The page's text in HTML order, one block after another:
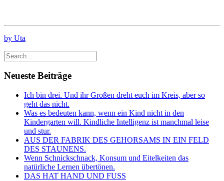
by Uta
Neueste Beiträge
Ich bin drei. Und ihr Großen dreht euch im Kreis, aber so
geht das nicht.
Was es bedeuten kann, wenn ein Kind nicht in den
Kindergarten will. Kindliche Intelligenz ist manchmal leise
und stur.
AUS DER FABRIK DES GEHORSAMS IN EIN FELD
DES STAUNENS.
Wenn Schnickschnack, Konsum und Eitelkeiten das
natürliche Lernen übertönen.
DAS HAT HAND UND FUSS